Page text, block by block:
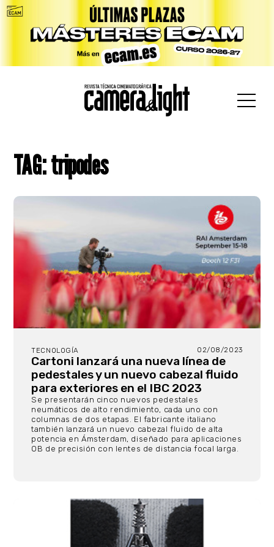
TAG: tripodes
TECNOLOGÍA 02/08/2023
Cartoni lanzará una nueva línea de
pedestales y un nuevo cabezal fluido
para exteriores en el IBC 2023
Se presentarán cinco nuevos pedestales
neumáticos de alto rendimiento, cada uno con
columnas de dos etapas.
El fabricante italiano
también lanzará un nuevo cabezal fluido de alta
potencia en Ámsterdam, diseñado para aplicaciones
OB de precisión con lentes de distancia focal larga.